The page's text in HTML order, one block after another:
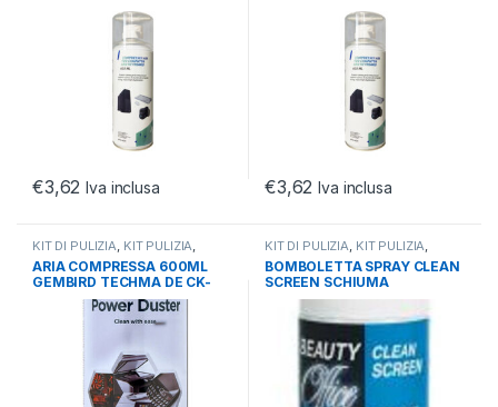
€3,62 Iva inclusa €3,62 Iva inclusa
KIT DI PULIZIA, KIT PULIZIA,
MONITOR
ARIA COMPRESSA 600ML
GEMBIRD TECHMA DE CK-
CAD-FL600-01
KIT DI PULIZIA, KIT PULIZIA,
MONITOR
BOMBOLETTA SPRAY CLEAN
SCREEN SCHIUMA
ANTISTATICA X MONITOR
200ML